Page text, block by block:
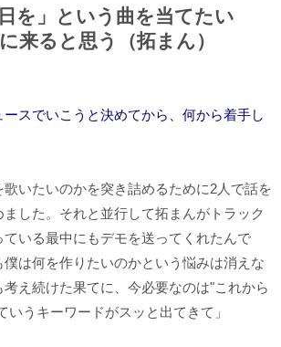
を」という曲を当てたい
来ると思う（拓まん）
スでいこうと決めてから、何から着手し
歌いたいのかを突き詰めるために2人で話を
した。それと並行して拓まんがトラック
ている最中にもデモを送ってくれたんで
は何を作りたいのかという悩みは消えな
考え続けた果てに、今必要なのは"これから
いうキーワードがスッと出てきて」